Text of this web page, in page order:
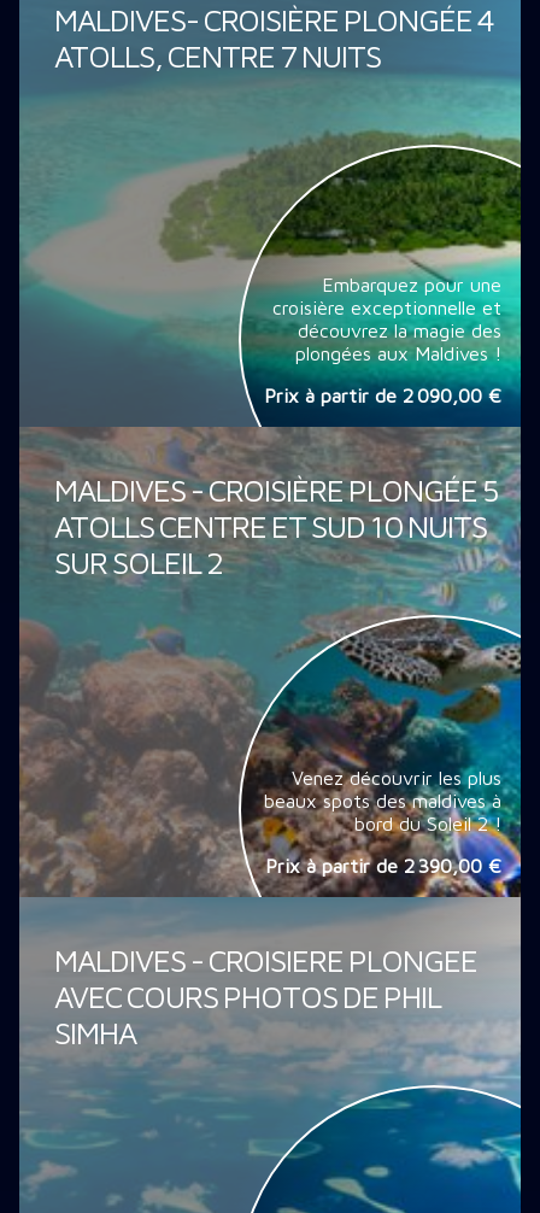
MALDIVES- CROISIÈRE PLONGÉE 4
ATOLLS, CENTRE 7 NUITS
Embarquez pour une
croisière exceptionnelle et
découvrez la magie des
plongées aux Maldives !
Prix à partir de2 090,00 €
MALDIVES - CROISIÈRE PLONGÉE 5
ATOLLS CENTRE ET SUD 10 NUITS
SUR SOLEIL 2
Venez découvrir les plus
beaux spots des maldives à
bord du Soleil 2 !
Prix à partir de2 390,00 €
MALDIVES - CROISIERE PLONGEE
AVEC COURS PHOTOS DE PHIL
SIMHA